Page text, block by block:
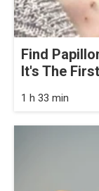
Find
It's The
1 h 33 min